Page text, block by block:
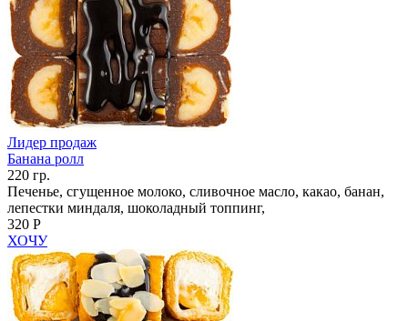
Лидер продаж
Банана ролл
220 гр.
Печенье, сгущенное молоко, сливочное масло, какао, банан,
лепестки миндаля, шоколадный топпинг,
320 Р
ХОЧУ